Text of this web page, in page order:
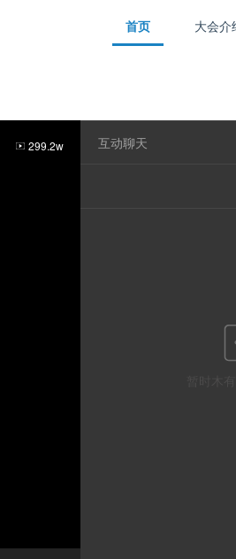
首
首页 大会介